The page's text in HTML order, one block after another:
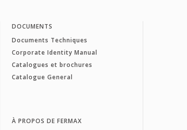
DOCUMENTS
Documents Techniques
Corporate Identity Manual
Catalogues et brochures
Catalogue General
À PROPOS DE FERMAX